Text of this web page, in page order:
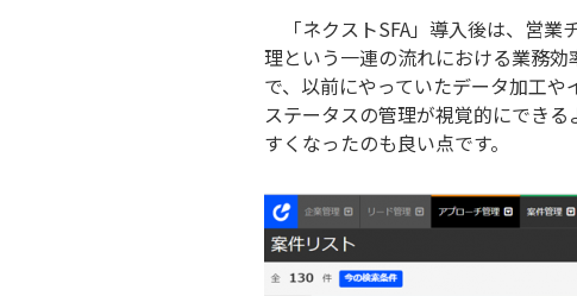
「ネクストSFA」導入後は、営業
理という一連の流れにおける業務
で、以前にやっていたデータ加工
ステータスの管理が視覚的にでき
すくなったのも良い点です。